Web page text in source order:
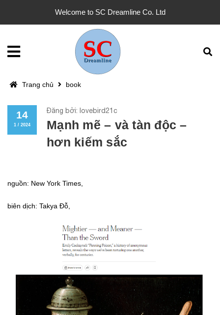
Welcome to SC Dreamline Co. Ltd
Trang chủ book
14
1 / 2024
Đăng bởi: lovebird21c
Mạnh mẽ – và tàn độc –
hơn kiếm sắc
nguồn: New York Times,
biên dịch: Takya Đỗ,